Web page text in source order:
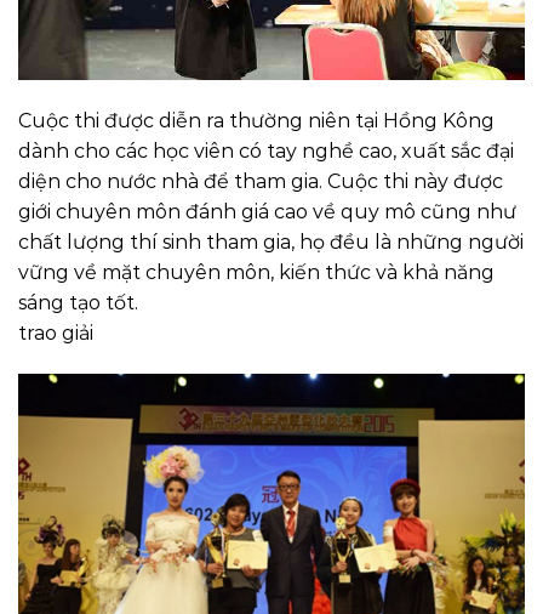
Cuộc thi được diễn ra thường niên tại Hồng Kông
dành cho các học viên có tay nghề cao, xuất sắc đại
diện cho nước nhà để tham gia. Cuộc thi này được
giới chuyên môn đánh giá cao về quy mô cũng như
chất lượng thí sinh tham gia, họ đều là những người
vững về mặt chuyên môn, kiến thức và khả năng
sáng tạo tốt.
trao giải